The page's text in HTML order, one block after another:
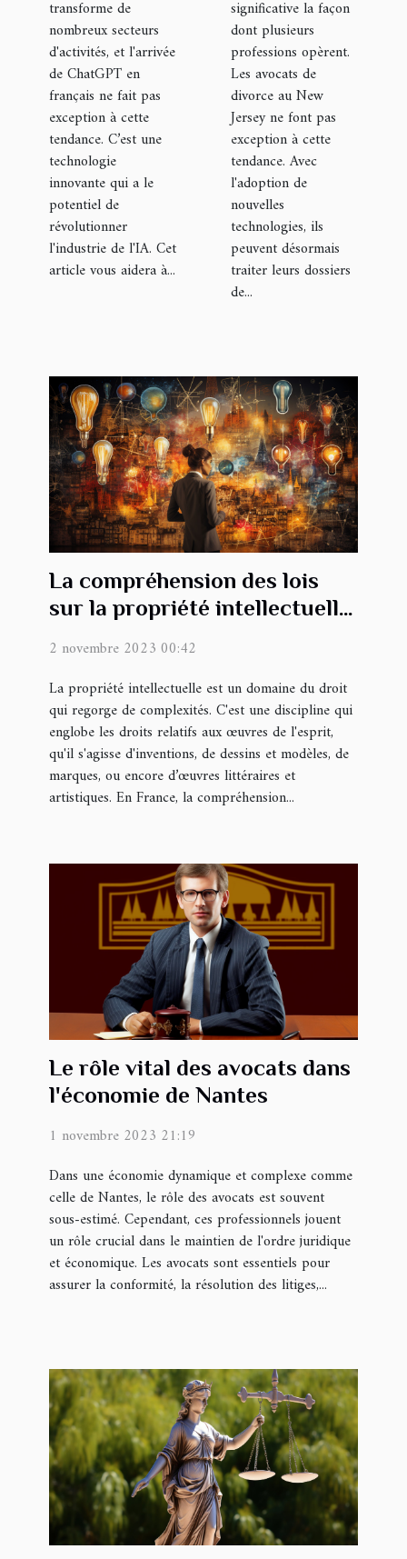
transforme de
nombreux secteurs
d'activités, et l'arrivée
de ChatGPT en
français ne fait pas
exception à cette
tendance. C’est une
technologie
innovante qui a le
potentiel de
révolutionner
l'industrie de l'IA. Cet
article vous aidera à...
travaillent
significative la façon
dont plusieurs
professions opèrent.
Les avocats de
divorce au New
Jersey ne font pas
exception à cette
tendance. Avec
l'adoption de
nouvelles
technologies, ils
peuvent désormais
traiter leurs dossiers
de...
La compréhension des lois
sur la propriété intellectuelle
2 novembre 2023 00:42
La propriété intellectuelle est un domaine du droit
qui regorge de complexités. C'est une discipline qui
englobe les droits relatifs aux œuvres de l'esprit,
qu'il s'agisse d'inventions, de dessins et modèles, de
marques, ou encore d’œuvres littéraires et
artistiques. En France, la compréhension...
Le rôle vital des avocats dans
l'économie de Nantes
1 novembre 2023 21:19
Dans une économie dynamique et complexe comme
celle de Nantes, le rôle des avocats est souvent
sous-estimé. Cependant, ces professionnels jouent
un rôle crucial dans le maintien de l'ordre juridique
et économique. Les avocats sont essentiels pour
assurer la conformité, la résolution des litiges,...